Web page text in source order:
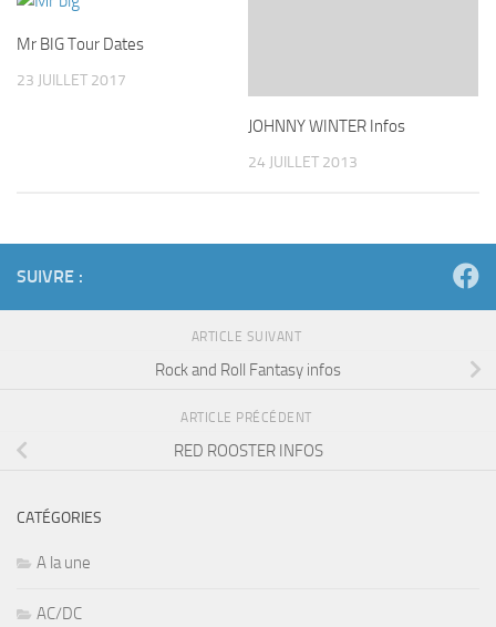
Mr BIG Tour Dates
23 JUILLET 2017
JOHNNY WINTER Infos
24 JUILLET 2013
SUIVRE :
ARTICLE SUIVANT
Rock and Roll Fantasy infos
ARTICLE PRÉCÉDENT
RED ROOSTER INFOS
CATÉGORIES
A la une
AC/DC